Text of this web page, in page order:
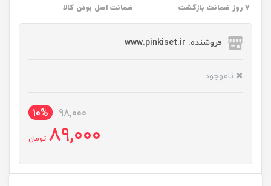
۷ روز ضمانت بازگشت ضمانت اصل بودن کالا
فروشنده: www.pinkiset.ir
ناموجود
98,000
10%
89,000 تومان